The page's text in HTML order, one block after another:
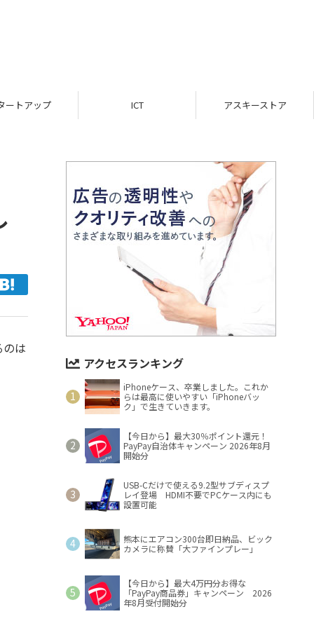
ICT アスキーストア インフォメーション
は
アクセスランキング
iPhoneケース、卒業しました。これか
らは最高に使いやすい「iPhoneバッ
ク」で生きていきます。
【今日から】最大30％ポイント還元！
PayPay自治体キャンペーン 2026年8月
開始分
USB-Cだけで使える9.2型サブディスプ
レイ登場 HDMI不要でPCケース内にも
設置可能
熊本にエアコン300台即日納品、ビック
カメラに称賛「大ファインプレー」
【今日から】最大4万円分お得な
「PayPay商品券」キャンペーン 2026
年8月受付開始分